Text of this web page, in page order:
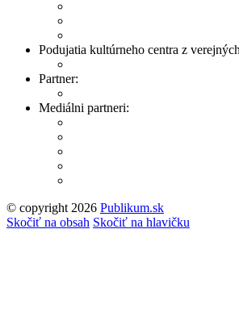
Podujatia kultúrneho centra z
Partner:
Mediálni partneri:
© copyright 2026 Publikum.sk
Tvorba stránok: Enjoy
Skočiť na obsah Skočiť na hlavičku